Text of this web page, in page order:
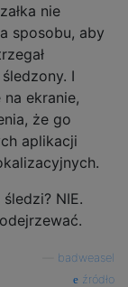
nie
sposobu, aby
I
ekranie,
że ​​go
aplikacji
NIE.
badweasel
źródło